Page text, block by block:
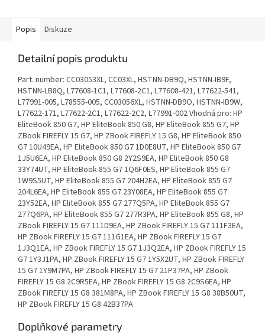
Popis Diskuze
Detailní popis produktu
Part. number: CC03053XL, CC03XL, HSTNN-DB9Q, HSTNN-IB9F,
HSTNN-LB8Q, L77608-1C1, L77608-2C1, L77608-421, L77622-541,
L77991-005, L78555-005, CC03056XL, HSTNN-DB9O, HSTNN-IB9W,
L77622-171, L77622-2C1, L77622-2C2, L77991-002 Vhodná pro: HP
EliteBook 850 G7, HP EliteBook 850 G8, HP EliteBook 855 G7, HP
ZBook FIREFLY 15 G7, HP ZBook FIREFLY 15 G8, HP EliteBook 850
G7 10U49EA, HP EliteBook 850 G7 1D0E8UT, HP EliteBook 850 G7
1J5U6EA, HP EliteBook 850 G8 2Y2S9EA, HP EliteBook 850 G8
33Y74UT, HP EliteBook 855 G7 1Q6F0ES, HP EliteBook 855 G7
1W9S5UT, HP EliteBook 855 G7 204H2EA, HP EliteBook 855 G7
204L6EA, HP EliteBook 855 G7 23Y08EA, HP EliteBook 855 G7
23Y52EA, HP EliteBook 855 G7 277Q5PA, HP EliteBook 855 G7
277Q6PA, HP EliteBook 855 G7 277R3PA, HP EliteBook 855 G8, HP
ZBook FIREFLY 15 G7 111D9EA, HP ZBook FIREFLY 15 G7 111F3EA,
HP ZBook FIREFLY 15 G7 111G1EA, HP ZBook FIREFLY 15 G7
1J3Q1EA, HP ZBook FIREFLY 15 G7 1J3Q2EA, HP ZBook FIREFLY 15
G7 1Y3J1PA, HP ZBook FIREFLY 15 G7 1Y5X2UT, HP ZBook FIREFLY
15 G7 1Y9M7PA, HP ZBook FIREFLY 15 G7 21P37PA, HP ZBook
FIREFLY 15 G8 2C9R5EA, HP ZBook FIREFLY 15 G8 2C9S6EA, HP
ZBook FIREFLY 15 G8 381M8PA, HP ZBook FIREFLY 15 G8 38B50UT,
HP ZBook FIREFLY 15 G8 42B37PA
Doplňkové parametry